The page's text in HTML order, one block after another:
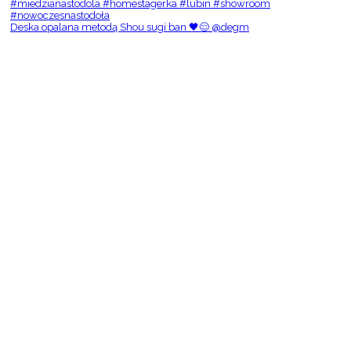
Deska opalana metodą Shou sugi ban 🖤😌 @degm